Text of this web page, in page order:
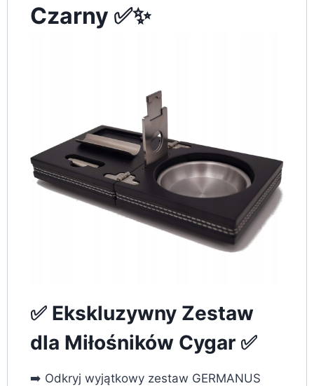
Czarny ✅✨
✅ Ekskluzywny Zestaw
dla Miłośników Cygar ✅
➡️ Odkryj wyjątkowy zestaw GERMANUS